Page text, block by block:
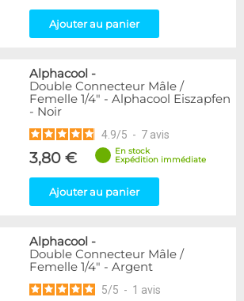
Ajouter au panier
Alphacool -
Double Connecteur Mâle /
Femelle 1/4" - Alphacool Eiszapfen
- Noir
4.9/5 - 7 avis
3,80 €
En stock
Expédition immédiate
Ajouter au panier
Alphacool -
Double Connecteur Mâle /
Femelle 1/4" - Argent
5/5 - 1 avis